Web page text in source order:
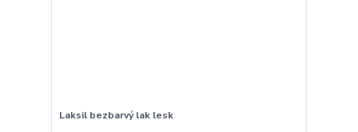
Laksil bezbarvý lak lesk